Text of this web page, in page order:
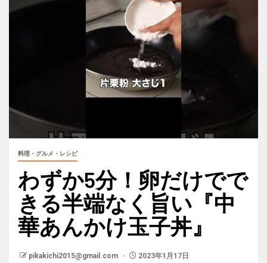
料理・グルメ・レシピ
わずか5分！卵だけでで
きる半端なく旨い『中
華あんかけ玉子丼』
pikakichi2015@gmail.com 2023年1月17日